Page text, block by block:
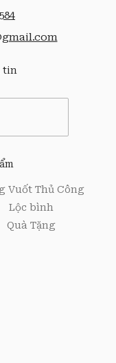
tin
Vuốt Thủ Công
Lộc bình
Quà Tặng